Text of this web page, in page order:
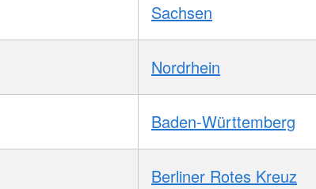
Sachsen
Nordrhein
Baden-Württemberg
Berliner Rotes Kreuz